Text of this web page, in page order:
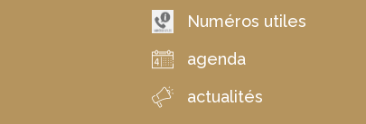
Numéros utiles
agenda
actualités